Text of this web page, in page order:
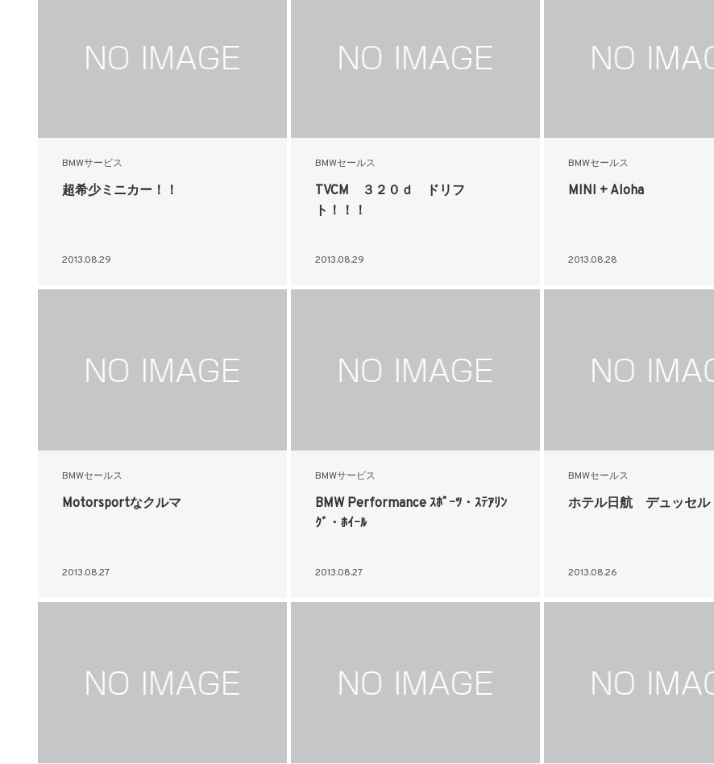
BMWサービス
超希少ミニカー！！
2013.08.29
BMWセールス
TVCM ３２０ｄ ドリフ
ト！！！
2013.08.29
BMWセールス
MINI + Aloha
2013.08.28
BMWセールス
Motorsportなクルマ
2013.08.27
BMWサービス
BMW Performance ｽﾎﾟｰﾂ・ｽﾃｱﾘﾝ
ｸﾞ・ﾎｲｰﾙ
2013.08.27
BMWセールス
ホテル日航 デュッセル
2013.08.26